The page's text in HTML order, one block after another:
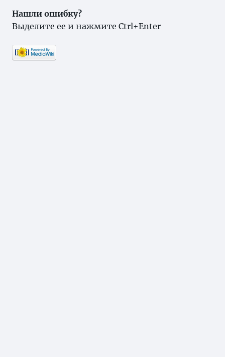
Нашли ошибку?
Выделите ее и нажмите Ctrl+Enter